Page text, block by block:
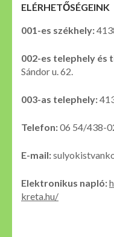
ELÉRHETŐSÉGEINK
001-es székhely:
002-es telephely és
Sándor u. 62.
003-as telephely:
Telefon:06 54/438-
E-mail:
Elektronikus napló:
kreta.hu/